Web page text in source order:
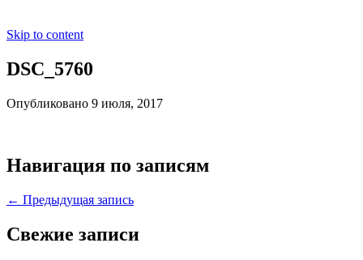
Skip to content
DSC_5760
Опубликовано 9 июля, 2017
Навигация по записям
← Предыдущая запись
Свежие записи